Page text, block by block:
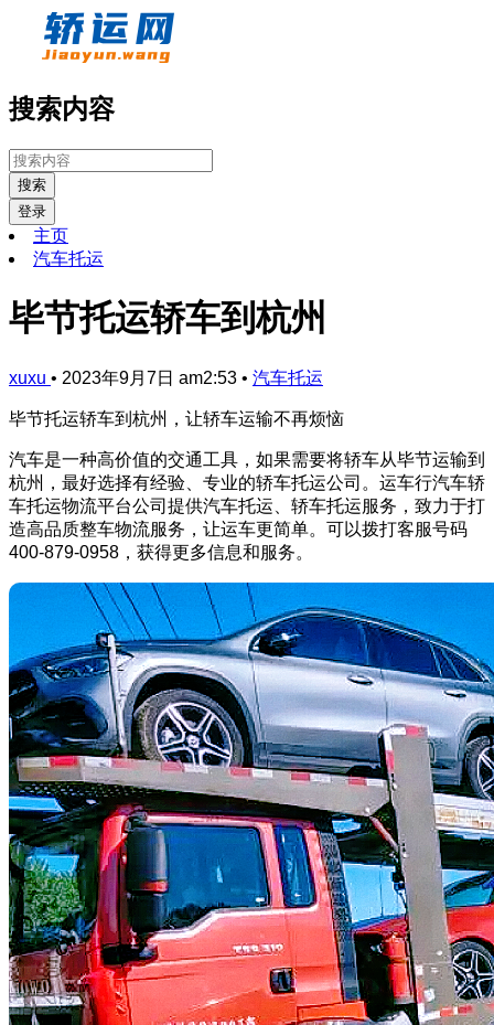
搜索内容
搜索
登录
主页
汽车托运
毕节托运轿车到杭州
xuxu • 2023年9月7日 am2:53 • 汽车托运
毕节托运轿车到杭州，让轿车运输不再烦恼
汽车是一种高价值的交通工具，如果需要将轿车从毕节运输到
杭州，最好选择有经验、专业的轿车托运公司。运车行汽车轿
车托运物流平台公司提供汽车托运、轿车托运服务，致力于打
造高品质整车物流服务，让运车更简单。可以拨打客服号码
400-879-0958，获得更多信息和服务。